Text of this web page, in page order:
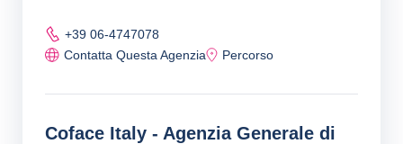
+39 06-4747078
Contatta Questa Agenzia
Percorso
Coface Italy - Agenzia Generale di